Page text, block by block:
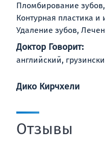
Пломбирование
Контурная пластика
Удаление зубов,
Доктор Говорит:
английский,
Дико Кирчхели
Отзывы